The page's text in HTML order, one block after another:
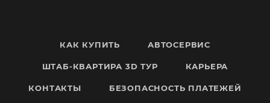
КАК КУПИТЬ АВТОСЕРВИС
ШТАБ-КВАРТИРА 3D ТУР КАРЬЕРА
КОНТАКТЫ БЕЗОПАСНОСТЬ ПЛАТЕЖЕЙ